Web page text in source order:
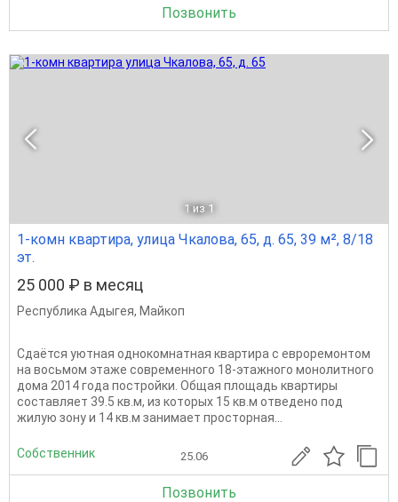
Позвонить
1 из 1
1-комн квартира, улица Чкалова, 65, д. 65, 39 м², 8/18
эт.
25 000 ₽ в месяц
Республика Адыгея, Майкоп
Сдаётся уютная однокомнатная квартира с евроремонтом
на восьмом этаже современного 18-этажного монолитного
дома 2014 года постройки. Общая площадь квартиры
составляет 39.5 кв.м, из которых 15 кв.м отведено под
жилую зону и 14 кв.м занимает просторная...
Собственник 25.06
Позвонить